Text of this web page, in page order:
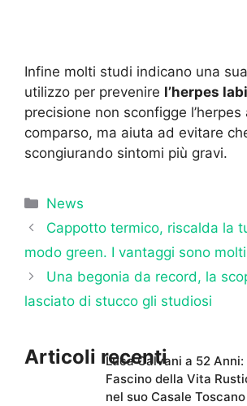
Infine molti studi indicano una
utilizzo per prevenire l’herpes
precisione non sconfigge l’herpes
comparso, ma aiuta ad evitare
scongiurando sintomi più gravi.
Categorie
News
Cappotto termico, riscalda la
modo green. I vantaggi sono
Una begonia da record, la
lasciato di stucco gli studiosi
Articoli recentiLuca Calvani a 52 Anni:
Fascino della Vita
nel suo Casale Toscano